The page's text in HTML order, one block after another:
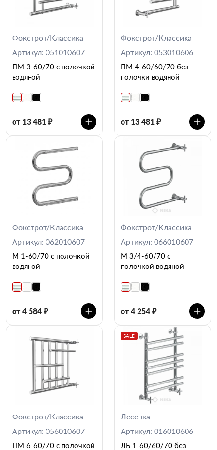
Фокстрот/Классика
Артикул: 051010607
ПМ 3-60/70 с полочкой
водяной
от 13 481 ₽
Фокстрот/Классика
Артикул: 053010606
ПМ 4-60/60/70 без
полочки водяной
от 13 481 ₽
Фокстрот/Классика
Артикул: 062010607
М 1-60/70 с полочкой
водяной
от 4 584 ₽
Фокстрот/Классика
Артикул: 066010607
М 3/4-60/70 с
полочкой водяной
от 4 254 ₽
Фокстрот/Классика
Артикул: 056010607
ПМ 6-60/70 с полочкой
SALE
Лесенка
Артикул: 016010606
ЛБ 1-60/60/70 без